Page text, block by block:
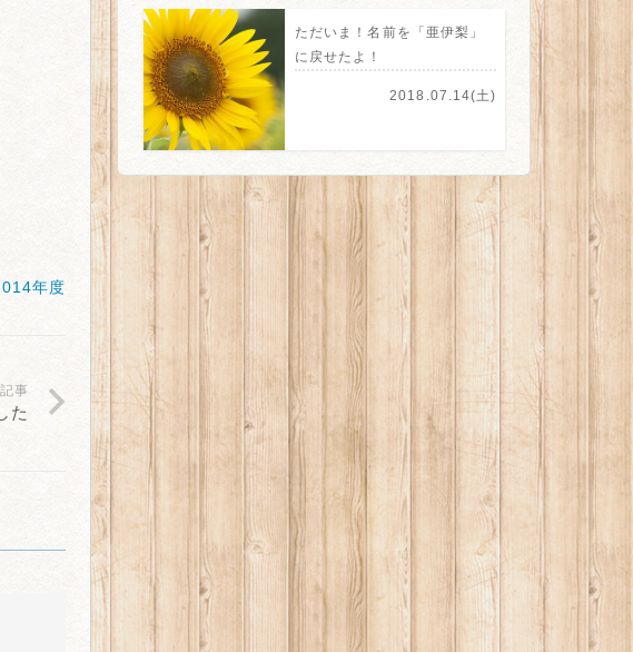
年度
事
た
ただいま！名前を「亜伊梨」
に戻せたよ！
2018.07.14(土)